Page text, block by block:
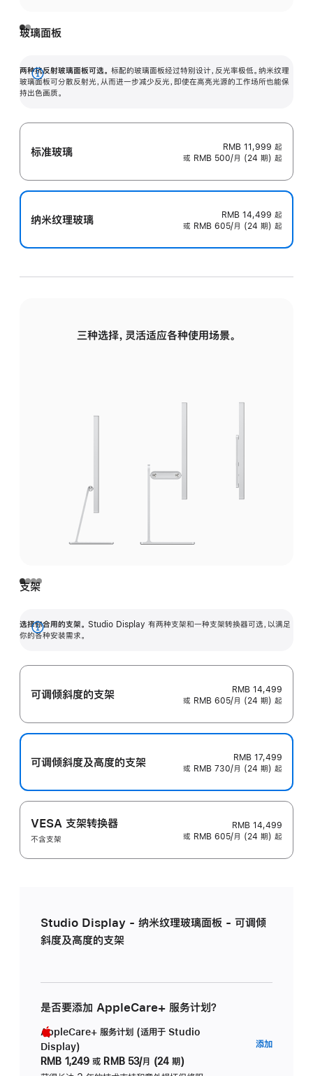
玻璃面板
两种抗反射玻璃面板可选。 标配的玻璃面板经过特别设计，反光率极低。纳米纹理
玻璃面板可分散反射光，从而进一步减少反光，即使在高亮光源的工作场所也能保
持出色画质。
展
开
标准玻璃 RMB 11,999 起
或 RMB 500/月 (24 期) 起
纳米纹理玻璃 RMB 14,499 起
或 RMB 605/月 (24 期) 起
三种选择，灵活适应各种使用场景。
支架
选择你合用的支架。 Studio Display 有两种支架和一种支架转换器可选，以满足
你的各种安装需求。
展
可调倾斜度的支架
RMB 14,499
或 RMB 605/月 (24 期) 起
可调倾斜度及高‍度的支‍架
RMB 17,499
或 RMB 730/月 (24 期) 起
VESA 支架转换器
不含支架
RMB 14,499
或 RMB 605/月 (24 期) 起
Studio Display - 纳米纹理玻璃面板 - 可调倾
斜度及高度的支架
是否要添加 AppleCare+ 服务计划？
AppleCare+ 服务计划 (适用于 Studio
Display)
RMB 1,249 或 RMB 53/月 (24 期)
添加